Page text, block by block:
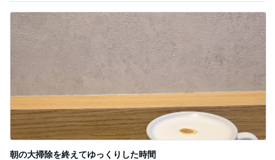
朝の大掃除を終えてゆっくりした時間